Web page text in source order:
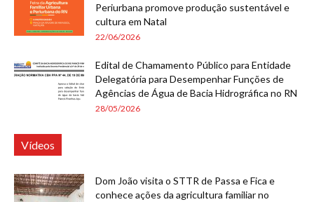
Periurbana promove produção sustentável e
cultura em Natal
22/06/2026
Edital de Chamamento Público para Entidade
Delegatória para Desempenhar Funções de
Agências de Água de Bacia Hidrográfica no RN
28/05/2026
Vídeos
Dom João visita o STTR de Passa e Fica e
conhece ações da agricultura familiar no